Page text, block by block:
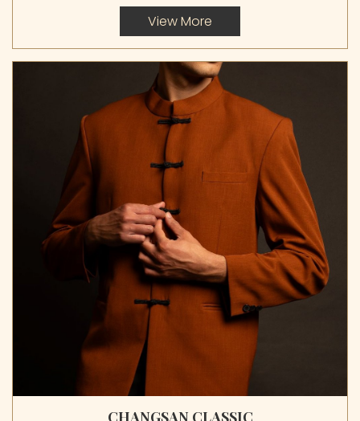
View More
CHANGSAN CLASSIC